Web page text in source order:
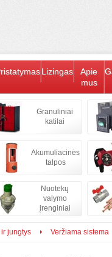
Lizingas
Apie
mus
Granuliniai
katilai
Akumuliacinės
talpos
Nuotekų
valymo
įrenginiai
jungtys Veržiama sistema